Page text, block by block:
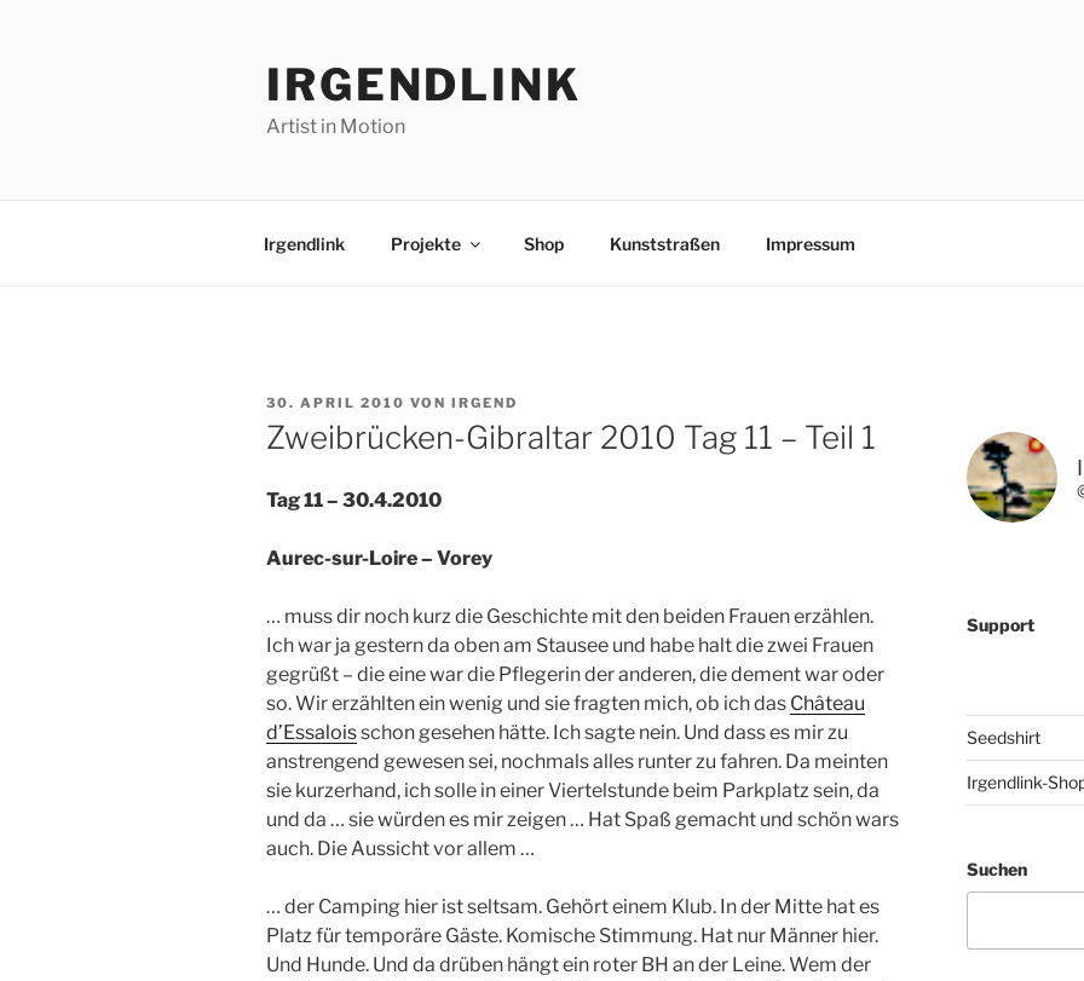
IRGENDLINK
Artist in Motion
Irgendlink Projekte Shop Kunststraßen Impressum
VERÖFFENTLICHT
AM
30. APRIL 2010 VON IRGEND
Zweibrücken-Gibraltar 2010 Tag 11 – Teil 1
Tag 11 – 30.4.2010
Aurec-sur-Loire – Vorey
… muss dir noch kurz die Geschichte mit den beiden Frauen erzählen.
Ich war ja gestern da oben am Stausee und habe halt die zwei Frauen
gegrüßt – die eine war die Pflegerin der anderen, die dement war oder
so. Wir erzählten ein wenig und sie fragten mich, ob ich das Château
d’Essaloisschon gesehen hätte. Ich sagte nein. Und dass es mir zu
anstrengend gewesen sei, nochmals alles runter zu fahren. Da meinten
sie kurzerhand, ich solle in einer Viertelstunde beim Parkplatz sein, da
und da … sie würden es mir zeigen … Hat Spaß gemacht und schön wars
auch. Die Aussicht vor allem …
… der Camping hier ist seltsam. Gehört einem Klub. In der Mitte hat es
Platz für temporäre Gäste. Komische Stimmung. Hat nur Männer hier.
Und Hunde. Und da drüben hängt ein roter BH an der Leine. Wem der
Support
Seedshirt
Irgendlink-
Suchen